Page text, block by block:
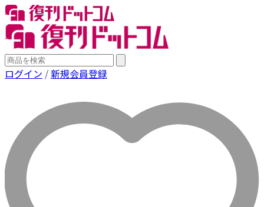
ログイン /新規会員登録